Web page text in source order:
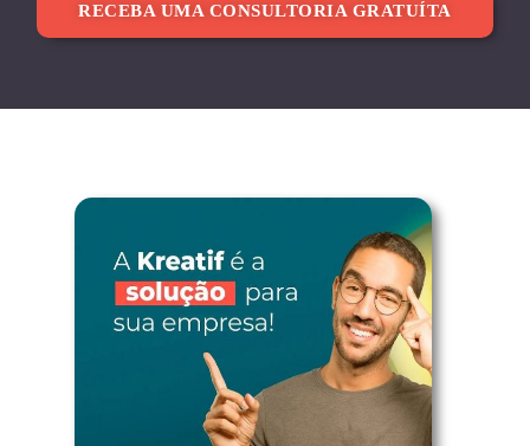
RECEBA UMA CONSULTORIA GRATUÍTA